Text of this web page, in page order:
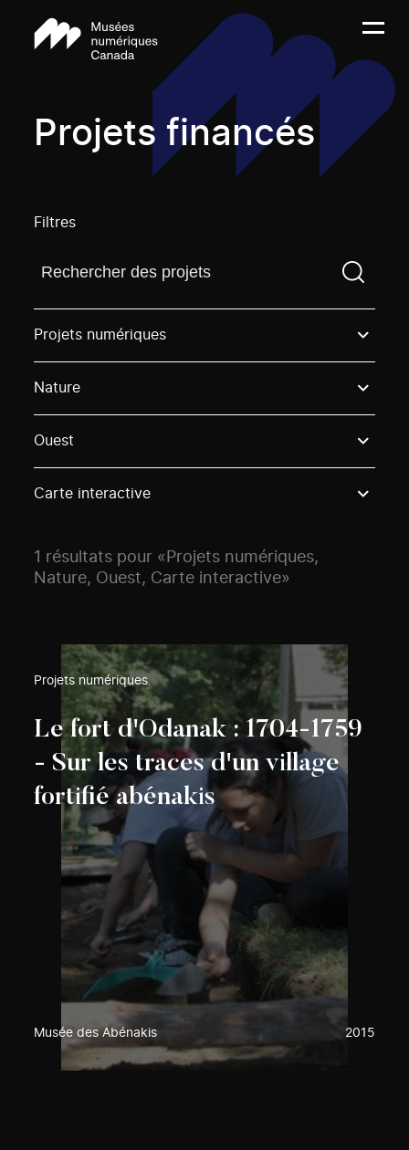
Projets financés
Filtres
Trouvez un projetVous devez saisir un terme de
Projets numériques
Nature
Ouest
Carte interactive
1 résultats pour «Projets numériques,
Nature, Ouest, Carte interactive»
Projets numériques
Le fort d'Odanak : 1704-1759
- Sur les traces d'un village
fortifié abénakis
Musée des Abénakis 2015